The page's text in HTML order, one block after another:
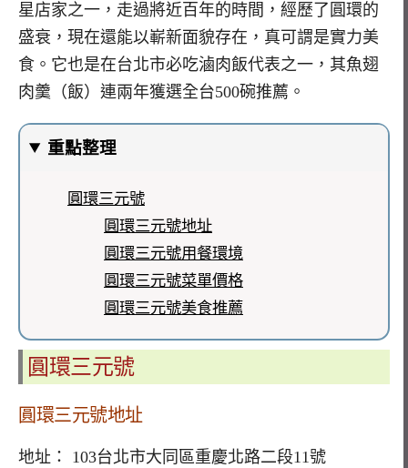
星店家之一，走過將近百年的時間，經歷了圓環的
盛衰，現在還能以嶄新面貌存在，真可謂是實力美
食。它也是在台北市必吃滷肉飯代表之一，其魚翅
肉羹（飯）連兩年獲選全台500碗推薦。
重點整理
圓環三元號
圓環三元號地址
圓環三元號用餐環境
圓環三元號菜單價格
圓環三元號美食推薦
圓環三元號
圓環三元號地址
地址： 103台北市大同區重慶北路二段11號